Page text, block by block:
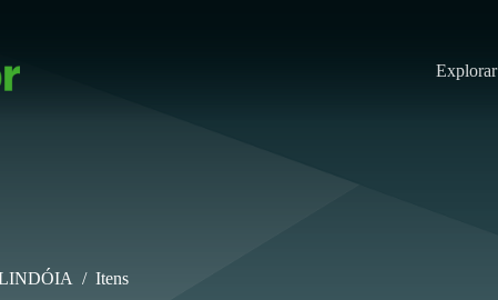
Explorar
/ Itens